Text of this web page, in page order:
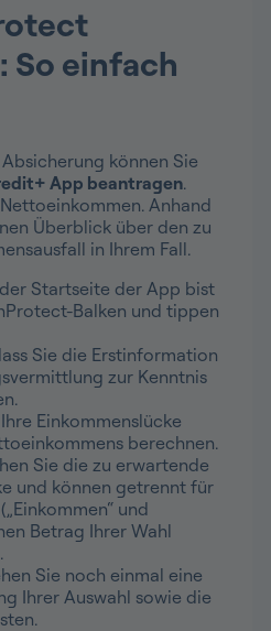
So einfach
können Sie
App beantragen.
Anhand
Überblick über den zu
in Ihrem Fall.
Startseite der App bist
Balken und tippen
Sie die Erstinformation
zur Kenntnis
Einkommenslücke
berechnen.
Sie die zu erwartende
und können getrennt für
und
Betrag Ihrer Wahl
Sie noch einmal eine
Ihrer Auswahl sowie die